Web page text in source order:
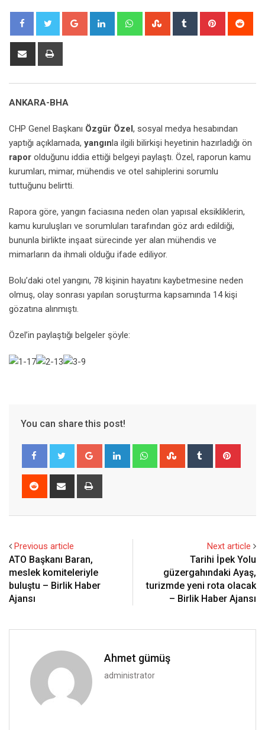
Google+ LinkedIn WhatsappStumbleUpon
Tumblr Pinterest
Share
ANKARA-BHA
CHP Genel Başkanı Özgür Özel, sosyal medya hesabından
yaptığı açıklamada, yangınla ilgili bilirkişi heyetinin hazırladığı ön
rapor olduğunu iddia ettiği belgeyi paylaştı. Özel, raporun kamu
kurumları, mimar, mühendis ve otel sahiplerini sorumlu
tuttuğunu belirtti.
Rapora göre, yangın faciasına neden olan yapısal eksikliklerin,
kamu kuruluşları ve sorumluları tarafından göz ardı edildiği,
bununla birlikte inşaat sürecinde yer alan mühendis ve
mimarların da ihmali olduğu ifade ediliyor.
Bolu’daki otel yangını, 78 kişinin hayatını kaybetmesine neden
olmuş, olay sonrası yapılan soruşturma kapsamında 14 kişi
gözatına alınmıştı.
Özel’in paylaştığı belgeler şöyle:
You can share this post!
Google+ LinkedIn WhatsappStumbleUpon
Tumblr
Reddit
Share
Previous article
ATO Başkanı Baran,
meslek komiteleriyle
buluştu – Birlik Haber
Ajansı
Next article
Tarihi İpek Yolu
güzergahındaki Ayaş,
turizmde yeni rota olacak
– Birlik Haber Ajansı
Ahmet gümüş
administrator